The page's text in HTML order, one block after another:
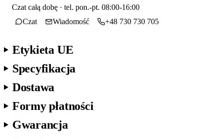
Czat całą dobę · tel. pon.-pt. 08:00-16:00
Czat
Wiadomość +48 730 730 705
Etykieta UE
Specyfikacja
Dostawa
Formy płatności
Gwarancja